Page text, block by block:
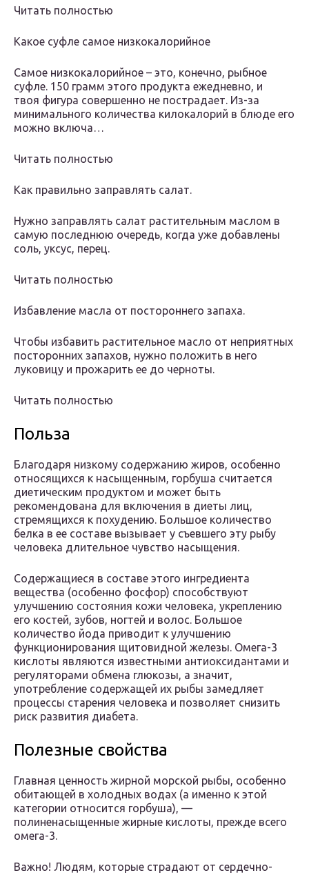
Читать полностью
Какое суфле самое низкокалорийное
Самое низкокалорийное – это, конечно, рыбное
суфле. 150 грамм этого продукта ежедневно, и
твоя фигура совершенно не пострадает. Из-за
минимального количества килокалорий в блюде его
можно включа…
Читать полностью
Как правильно заправлять салат.
Нужно заправлять салат растительным маслом в
самую последнюю очередь, когда уже добавлены
соль, уксус, перец.
Читать полностью
Избавление масла от постороннего запаха.
Чтобы избавить растительное масло от неприятных
посторонних запахов, нужно положить в него
луковицу и прожарить ее до черноты.
Читать полностью
Польза
Благодаря низкому содержанию жиров, особенно
относящихся к насыщенным, горбуша считается
диетическим продуктом и может быть
рекомендована для включения в диеты лиц,
стремящихся к похудению. Большое количество
белка в ее составе вызывает у съевшего эту рыбу
человека длительное чувство насыщения.
Содержащиеся в составе этого ингредиента
вещества (особенно фосфор) способствуют
улучшению состояния кожи человека, укреплению
его костей, зубов, ногтей и волос. Большое
количество йода приводит к улучшению
функционирования щитовидной железы. Омега-3
кислоты являются известными антиоксидантами и
регуляторами обмена глюкозы, а значит,
употребление содержащей их рыбы замедляет
процессы старения человека и позволяет снизить
риск развития диабета.
Полезные свойства
Главная ценность жирной морской рыбы, особенно
обитающей в холодных водах (а именно к этой
категории относится горбуша), —
полиненасыщенные жирные кислоты, прежде всего
омега-3.
Важно! Людям, которые страдают от сердечно-